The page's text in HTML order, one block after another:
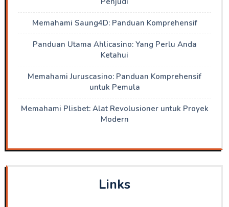
Memahami Saung4D: Panduan Komprehensif
Panduan Utama Ahlicasino: Yang Perlu Anda
Ketahui
Memahami Juruscasino: Panduan Komprehensif
untuk Pemula
Memahami Plisbet: Alat Revolusioner untuk Proyek
Modern
Links